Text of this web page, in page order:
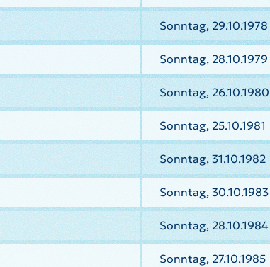
Sonntag, 29.10.1978
Sonntag, 28.10.1979
Sonntag, 26.10.1980
Sonntag, 25.10.1981
Sonntag, 31.10.1982
Sonntag, 30.10.1983
Sonntag, 28.10.1984
Sonntag, 27.10.1985